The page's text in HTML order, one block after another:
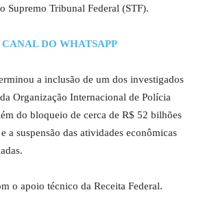
Supremo Tribunal Federal (STF).
DO WHATSAPP
a inclusão de um dos investigados
Organização Internacional de Polícia
do bloqueio de cerca de R$ 52 bilhões
a suspensão das atividades econômicas
o apoio técnico da Receita Federal.